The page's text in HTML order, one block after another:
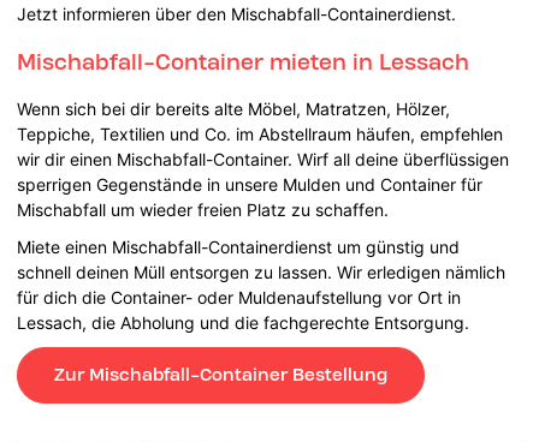
Jetzt informieren über den Mischabfall-Containerdienst.
Mischabfall-Container mieten in Lessach
Wenn sich bei dir bereits alte Möbel, Matratzen, Hölzer,
Teppiche, Textilien und Co. im Abstellraum häufen, empfehlen
wir dir einen Mischabfall-Container. Wirf all deine überflüssigen
sperrigen Gegenstände in unsere Mulden und Container für
Mischabfall um wieder freien Platz zu schaffen.
Miete einen Mischabfall-Containerdienst um günstig und
schnell deinen Müll entsorgen zu lassen. Wir erledigen nämlich
für dich die Container- oder Muldenaufstellung vor Ort in
Lessach, die Abholung und die fachgerechte Entsorgung.
Zur Mischabfall-Container Bestellung